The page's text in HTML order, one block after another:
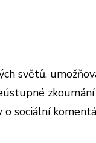
světů,
o sociální